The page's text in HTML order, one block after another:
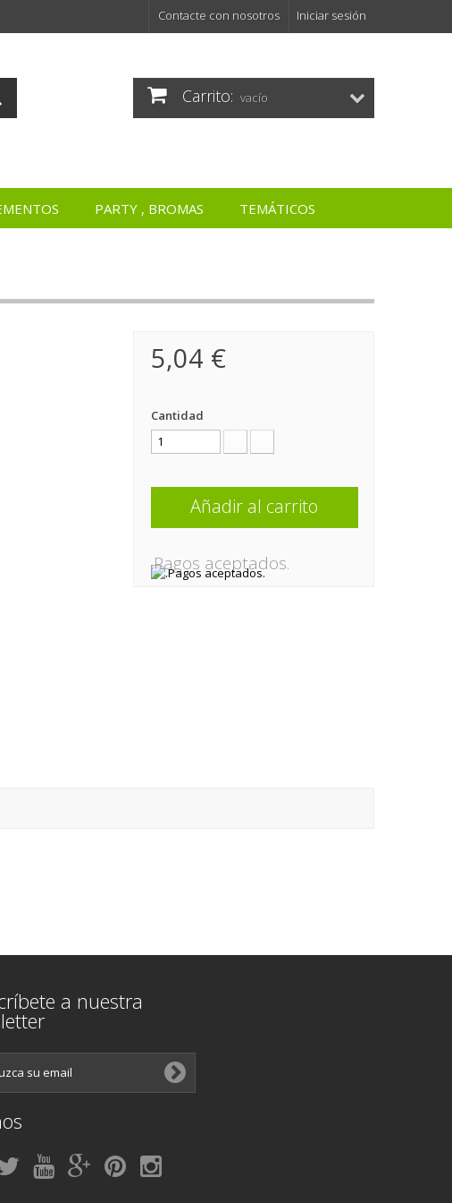
Iniciar sesión
Contacte con nosotros
Carrito: vacío
PARTY , BROMAS TEMÁTICOS
5,04 €
Cantidad
Añadir al carrito
.Pagos aceptados.
a nuestra